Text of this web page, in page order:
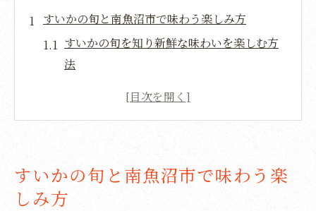
すいかの旬と南魚沼市で味わう楽しみ方
すいかの旬を知り新鮮な味わいを楽しむ方
法
南魚沼市産すいかの特徴と選び方のコツ
談
贈答にも喜ばれるすいかの美味しい食べ方
すいかの旬と南魚沼市で味わう楽
しみ方